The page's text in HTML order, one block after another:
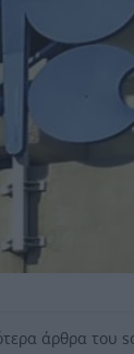
άρθρα του